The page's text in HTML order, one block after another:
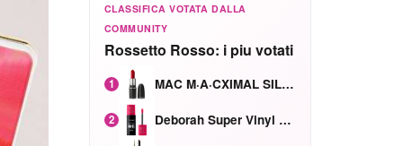
CLASSIFICA VOTATA DALLA
COMMUNITY
Rossetto Rosso: i piu votati
1 MAC M·A·CXIMAL SILKY MATTE Red Rock mat
2 Deborah Super Vinyl Shake Rosa Ciliegia